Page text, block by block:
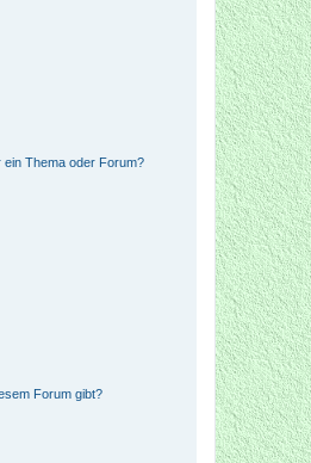
Thema oder Forum?
Forum gibt?